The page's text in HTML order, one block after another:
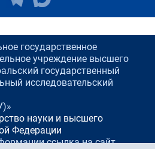
государственное
учреждение высшего
государственный
исследовательский
науки и высшего
Федерации
ссылка на сайт